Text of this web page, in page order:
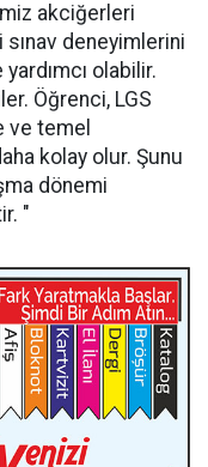
akciğerleri
deneyimlerini
olabilir.
Öğrenci, LGS
ve temel
kolay olur. Şunu
dönemi
"